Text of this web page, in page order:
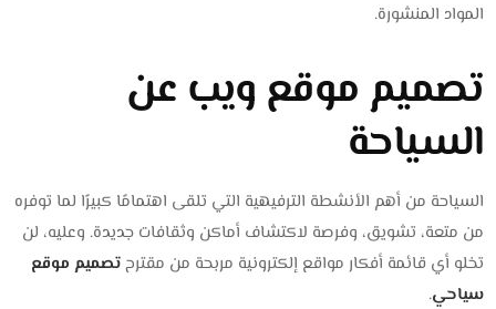
المواد المنشورة.
تصميم موقع ويب عن
السياحة
السياحة من أهم الأنشطة الترفيهية التي تلقى اهتمامًا كبيرًا لما توفره
من متعة، تشويق، وفرصة لاكتشاف أماكن وثقافات جديدة. وعليه، لن
تخلو أي قائمة أفكار مواقع إلكترونية مربحة من مقترحتصميم موقع
سياحي.